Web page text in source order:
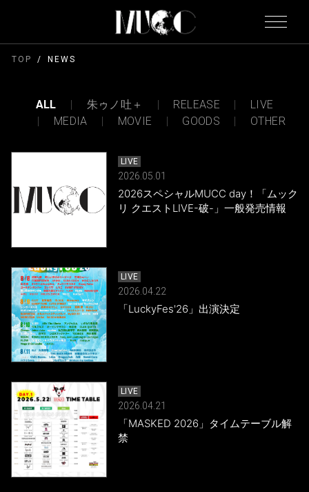
TOP NEWS
ALL 朱ゥノ吐＋ RELEASE
LIVE
MEDIA
MOVIE GOODS OTHER
LIVE
2026.05.01
2026スペシャルMUCC day！「ムック
リ クエストLIVE-破-」一般発売情報
LIVE
2026.04.22
「LuckyFes'26」出演決定
LIVE
2026.04.21
「MASKED 2026」タイムテーブル解
禁